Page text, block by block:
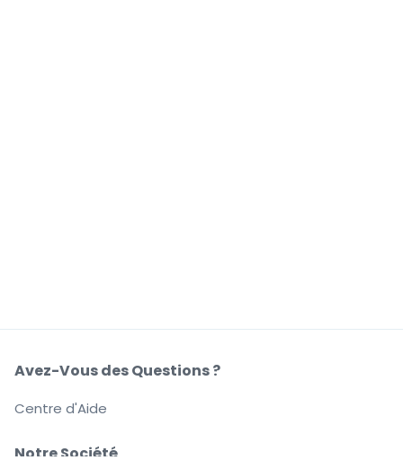
Notre Société
Avez-Vous des Questions ?
Centre d'Aide